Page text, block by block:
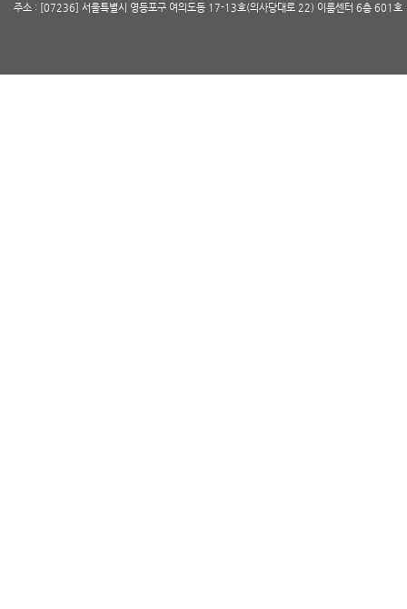
주소 : [07236] 서울특별시 영등포구 여의도동 17-13호(의사당대로 22) 이룸센터 6층 601호